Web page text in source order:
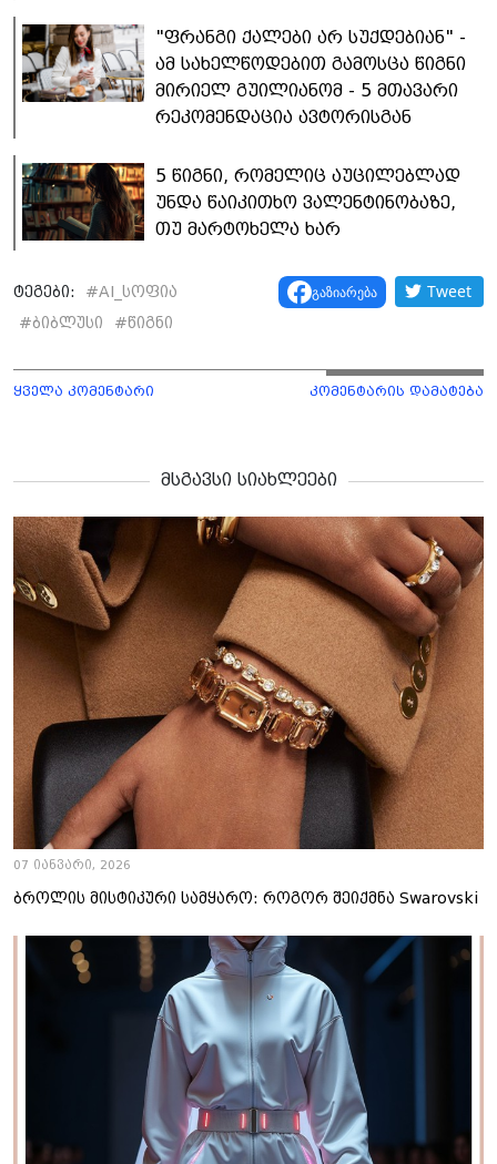
"ფრანგი ქალები არ სუქდებიან" -
ამ სახელწოდებით გამოსცა წიგნი
მირიელ გუილიანომ - 5 მთავარი
რეკომენდაცია ავტორისგან
5 წიგნი, რომელიც აუცილებლად
უნდა წაიკითხო ვალენტინობაზე,
თუ მარტოხელა ხარ
ტეგები: #AI_სოფია
#ბიბლუსი #წიგნი
გაზიარება Tweet
ყველა კომენტარი კომენტარის დამატება
მსგავსი სიახლეები
07 იანვარი, 2026
ბროლის მისტიკური სამყარო: როგორ შეიქმნა Swarovski